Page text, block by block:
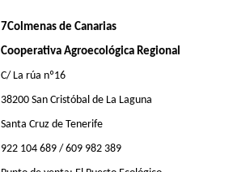
7Colmenas de Canarias
Cooperativa Agroecológica Regional
C/ La rúa nº16
38200 San Cristóbal de La Laguna
Santa Cruz de Tenerife
922 104 689 / 609 982 389